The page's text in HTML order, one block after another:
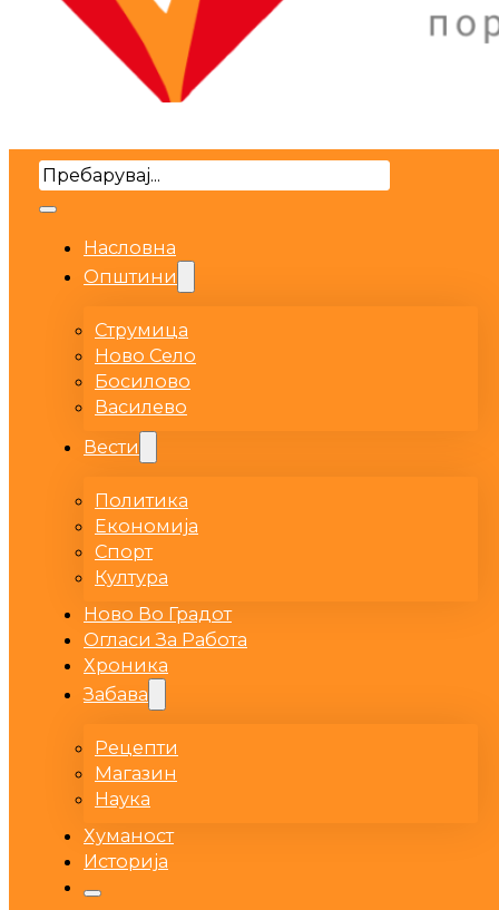
Search
Насловна
Општини
Струмица
Ново Село
Босилово
Василево
Вести
Политика
Економија
Спорт
Култура
Ново Во Градот
Огласи За Работа
Хроника
Забава
Рецепти
Магазин
Наука
Хуманост
Историја